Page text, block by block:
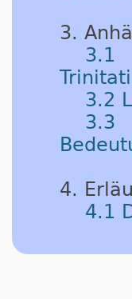
3.
3.1
3.2
3.3
4.
4.1